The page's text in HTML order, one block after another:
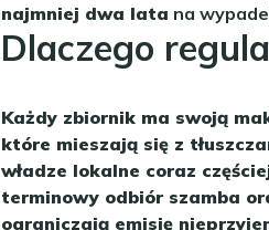
najmniej dwa lata na
Dlaczego
Każdy zbiornik ma swoją
które mieszają się z
władze lokalne coraz
terminowy odbiór szamba
ograniczają emisję